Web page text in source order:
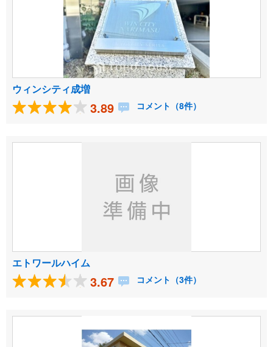
ウィンシティ成増
3.89 コメント（8件）
エトワールハイム
3.67 コメント（3件）